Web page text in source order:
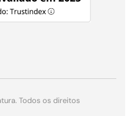
Todos os direitos